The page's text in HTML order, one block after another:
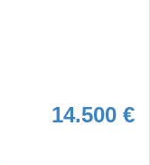
14.500 €